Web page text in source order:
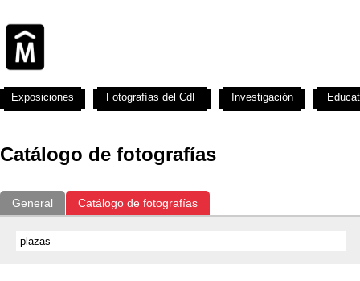
Catálogo de fotografías
General Catálogo de fotografías
Exposiciones Fotografías del CdF Investigación